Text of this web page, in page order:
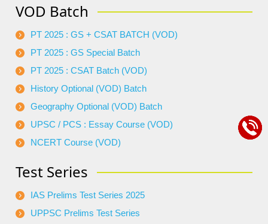
VOD Batch
PT 2025 : GS + CSAT BATCH (VOD)
PT 2025 : GS Special Batch
PT 2025 : CSAT Batch (VOD)
History Optional (VOD) Batch
Geography Optional (VOD) Batch
UPSC / PCS : Essay Course (VOD)
NCERT Course (VOD)
Test Series
IAS Prelims Test Series 2025
UPPSC Prelims Test Series